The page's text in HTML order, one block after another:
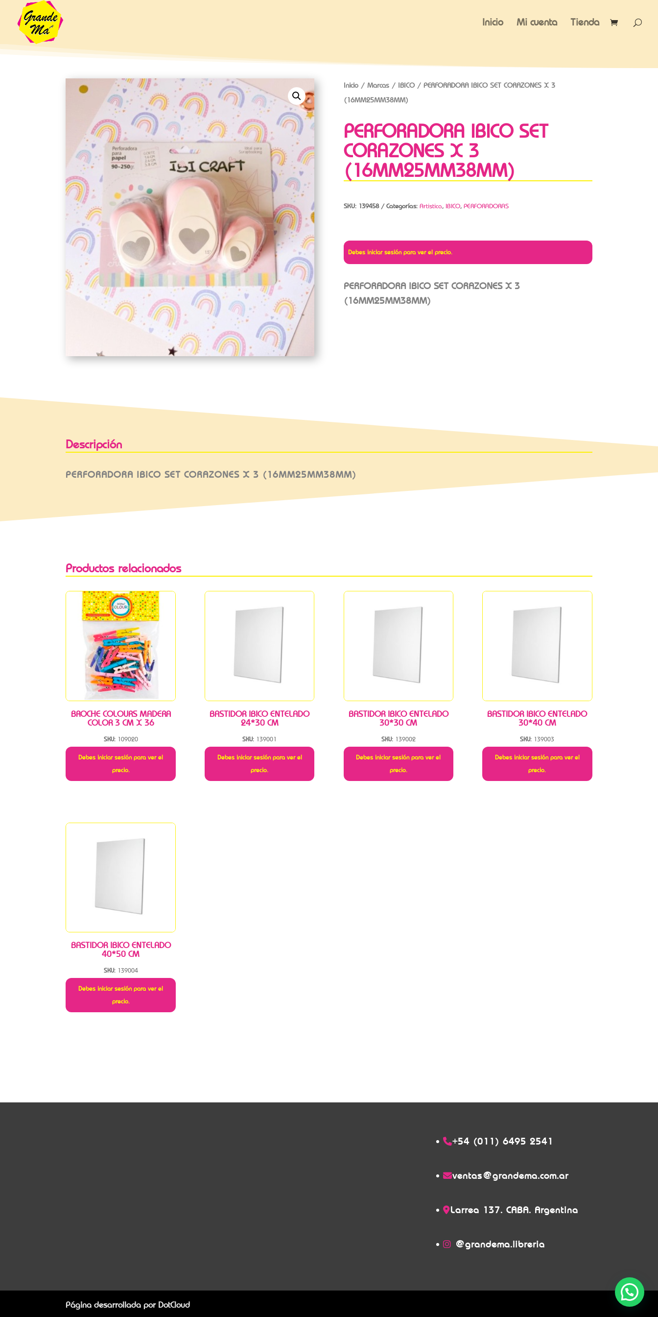
Inicio Mi cuenta Tienda
Inicio/ Marcas/ IBICO/ PERFORADORA IBICO SET CORAZONES X 3
(16MM25MM38MM)
PERFORADORA IBICO SET
CORAZONES X 3
(16MM25MM38MM)
SKU: 139458 Categorías: Artistica, IBICO, PERFORADORAS
Debes iniciar sesión para ver el precio.
PERFORADORA IBICO SET CORAZONES X 3
(16MM25MM38MM)
Descripción
PERFORADORA IBICO SET CORAZONES X 3 (16MM25MM38MM)
Productos relacionados
BROCHE COLOURS MADERA
COLOR 3 CM X 36
SKU: 109020
Debes iniciar sesión para ver el
precio.
BASTIDOR IBICO ENTELADO
24*30 CM
SKU: 139001
Debes iniciar sesión para ver el
precio.
BASTIDOR IBICO ENTELADO
30*30 CM
SKU: 139002
Debes iniciar sesión para ver el
precio.
BASTIDOR IBICO ENTELADO
30*40 CM
SKU: 139003
Debes iniciar sesión para ver el
precio.
BASTIDOR IBICO ENTELADO
40*50 CM
SKU: 139004
Debes iniciar sesión para ver el
precio.
+54 (011) 6495 2541
ventas@grandema.com.ar
Larrea 137. CABA. Argentina
@grandema.libreria
Página desarrollada por DotCloud